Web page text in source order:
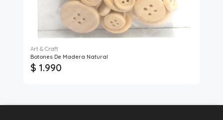
Art & Craft
Botones De Madera Natural
$ 1.990